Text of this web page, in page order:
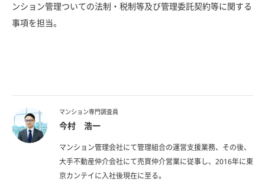
ンション管理ついての法制・税制等及び管理委託契約等に関する
事項を担当。
マンション専門調査員
今村 浩一​
マンション管理会社にて管理組合の運営支援業務、その後、
大手不動産仲介会社にて売買仲介営業​に従事し、2016年に東
京カンテイに入社後現在に至る。​